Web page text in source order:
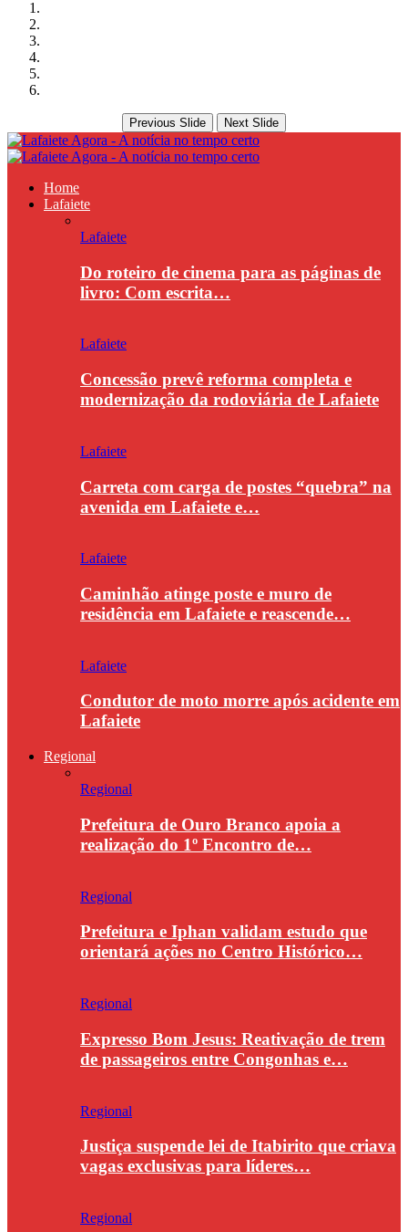
Previous Slide Next Slide
Home
Lafaiete
Lafaiete
Do roteiro de cinema para as páginas de
livro: Com escrita…
Lafaiete
Concessão prevê reforma completa e
modernização da rodoviária de Lafaiete
Lafaiete
Carreta com carga de postes “quebra” na
avenida em Lafaiete e…
Lafaiete
Caminhão atinge poste e muro de
residência em Lafaiete e reascende…
Lafaiete
Condutor de moto morre após acidente em
Lafaiete
Regional
Regional
Prefeitura de Ouro Branco apoia a
realização do 1º Encontro de…
Regional
Prefeitura e Iphan validam estudo que
orientará ações no Centro Histórico…
Regional
Expresso Bom Jesus: Reativação de trem
de passageiros entre Congonhas e…
Regional
Justiça suspende lei de Itabirito que criava
vagas exclusivas para líderes…
Regional